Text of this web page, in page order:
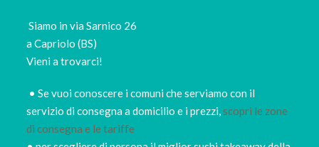
Siamo in via Sarnico 26
a Capriolo (BS)
Vieni a trovarci!
• Se vuoi conoscere i comuni che serviamo con il
servizio di consegna a domicilio e i prezzi,scopri le zone
di consegna e le tariffe